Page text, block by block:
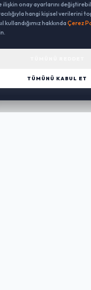
onay ayarlarını
hangi kişisel verilerini
kullandığımız hakkındaÇerez
TÜMÜNÜ KABUL ET